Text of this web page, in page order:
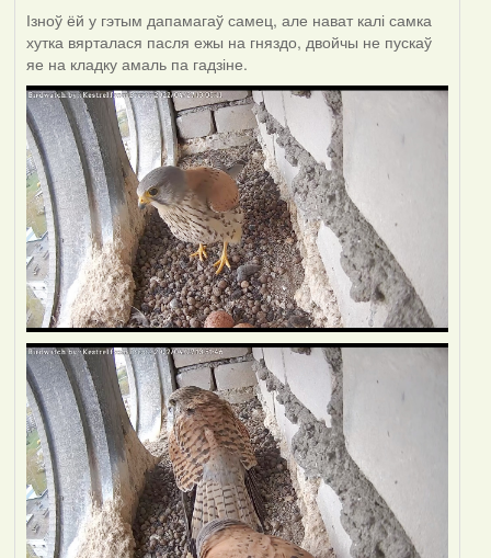
Ізноў ёй у гэтым дапамагаў самец, але нават калі самка
хутка вярталася пасля ежы на гняздо, двойчы не пускаў
яе на кладку амаль па гадзіне.